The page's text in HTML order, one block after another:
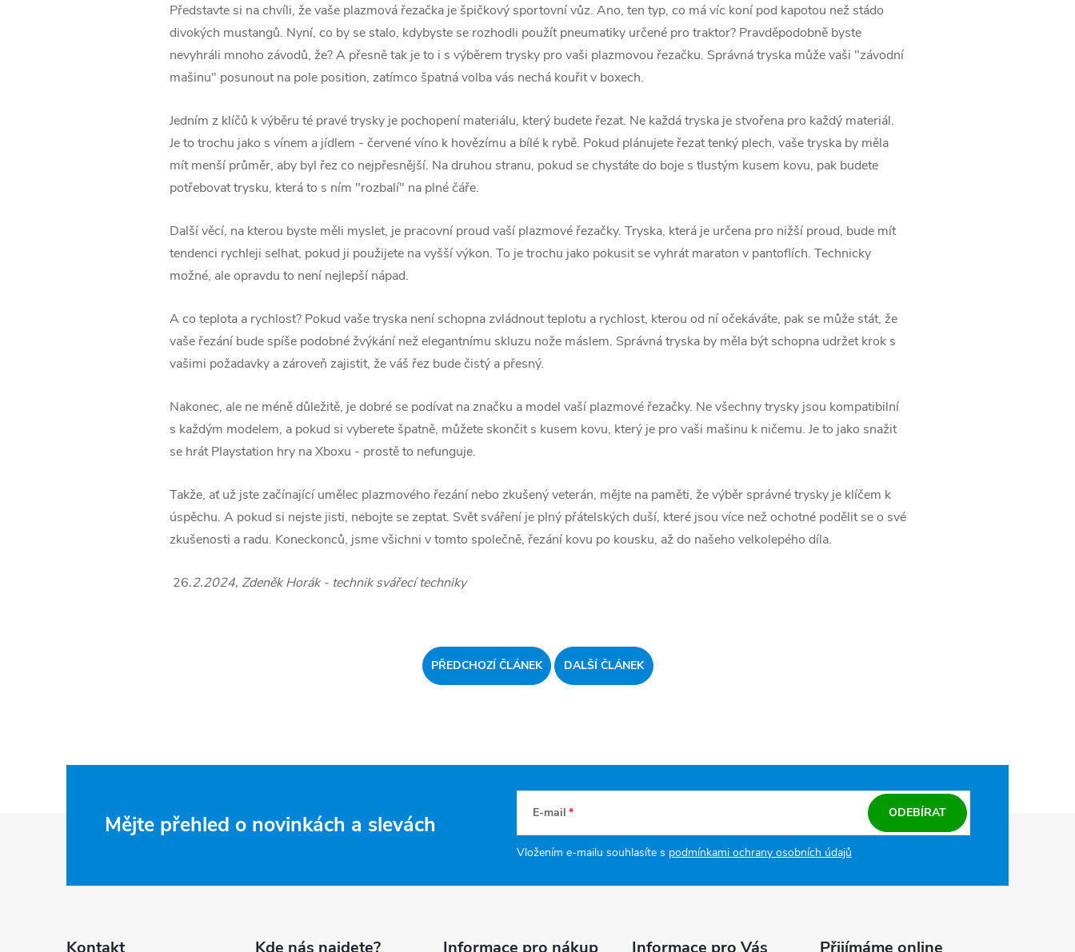
Představte si na chvíli, že vaše plazmová řezačka je špičkový sportovní vůz. Ano, ten typ, co má víc koní pod kapotou než stádo
divokých mustangů. Nyní, co by se stalo, kdybyste se rozhodli použít pneumatiky určené pro traktor? Pravděpodobně byste
nevyhráli mnoho závodů, že? A přesně tak je to i s výběrem trysky pro vaši plazmovou řezačku. Správná tryska může vaši "závodní
mašinu" posunout na pole position, zatímco špatná volba vás nechá kouřit v boxech.
Jedním z klíčů k výběru té pravé trysky je pochopení materiálu, který budete řezat. Ne každá tryska je stvořena pro každý materiál.
Je to trochu jako s vínem a jídlem - červené víno k hovězímu a bílé k rybě. Pokud plánujete řezat tenký plech, vaše tryska by měla
mít menší průměr, aby byl řez co nejpřesnější. Na druhou stranu, pokud se chystáte do boje s tlustým kusem kovu, pak budete
potřebovat trysku, která to s ním "rozbalí" na plné čáře.
Další věcí, na kterou byste měli myslet, je pracovní proud vaší plazmové řezačky. Tryska, která je určena pro nižší proud, bude mít
tendenci rychleji selhat, pokud ji použijete na vyšší výkon. To je trochu jako pokusit se vyhrát maraton v pantoflích. Technicky
možné, ale opravdu to není nejlepší nápad.
A co teplota a rychlost? Pokud vaše tryska není schopna zvládnout teplotu a rychlost, kterou od ní očekáváte, pak se může stát, že
vaše řezání bude spíše podobné žvýkání než elegantnímu skluzu nože máslem. Správná tryska by měla být schopna udržet krok s
vašimi požadavky a zároveň zajistit, že váš řez bude čistý a přesný.
Nakonec, ale ne méně důležitě, je dobré se podívat na značku a model vaší plazmové řezačky. Ne všechny trysky jsou kompatibilní
s každým modelem, a pokud si vyberete špatně, můžete skončit s kusem kovu, který je pro vaši mašinu k ničemu. Je to jako snažit
se hrát Playstation hry na Xboxu - prostě to nefunguje.
Takže, ať už jste začínající umělec plazmového řezání nebo zkušený veterán, mějte na paměti, že výběr správné trysky je klíčem k
úspěchu. A pokud si nejste jisti, nebojte se zeptat. Svět sváření je plný přátelských duší, které jsou více než ochotné podělit se o své
zkušenosti a radu. Koneckonců, jsme všichni v tomto společně, řezání kovu po kousku, až do našeho velkolepého díla.
26.2.2024, Zdeněk Horák - technik svářecí techniky
PŘEDCHOZÍ ČLÁNEK DALŠÍ ČLÁNEK
Mějte přehled o novinkách a slevách E-mail
Vložením e-mailu souhlasíte s podmínkami ochrany osobních údajů
ODEBÍRAT
Kontakt Kde nás najdete? Informace pro nákup Informace pro Vás Přijímáme online